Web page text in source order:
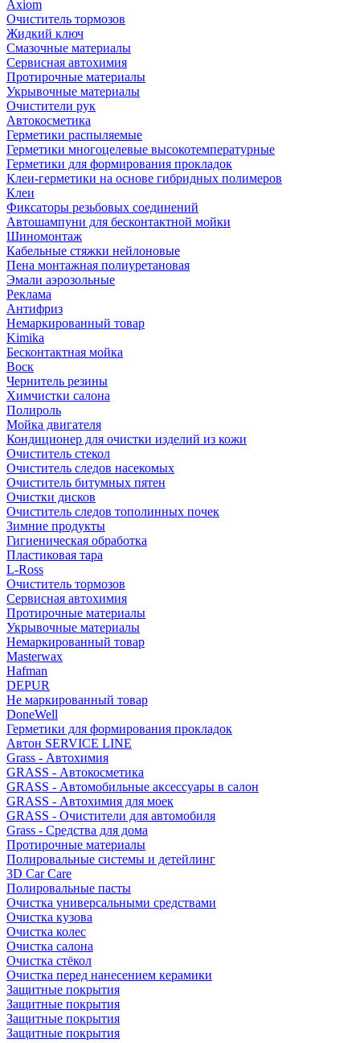
Axiom
Очиститель тормозов
Жидкий ключ
Смазочные материалы
Сервисная автохимия
Протирочные материалы
Укрывочные материалы
Очистители рук
Автокосметика
Герметики распыляемые
Герметики многоцелевые высокотемпературные
Герметики для формирования прокладок
Клеи-герметики на основе гибридных полимеров
Клеи
Фиксаторы резьбовых соединений
Автошампуни для бесконтактной мойки
Шиномонтаж
Кабельные стяжки нейлоновые
Пена монтажная полиуретановая
Эмали аэрозольные
Реклама
Антифриз
Немаркированный товар
Kimika
Бесконтактная мойка
Воск
Чернитель резины
Химчистки салона
Полироль
Мойка двигателя
Кондиционер для очистки изделий из кожи
Очиститель стекол
Очиститель следов насекомых
Очиститель битумных пятен
Очистки дисков
Очиститель следов тополинных почек
Зимние продукты
Гигиеническая обработка
Пластиковая тара
L-Ross
Очиститель тормозов
Сервисная автохимия
Протирочные материалы
Укрывочные материалы
Немаркированный товар
Masterwax
Hafman
DEPUR
Не маркированный товар
DoneWell
Герметики для формирования прокладок
Автон SERVICE LINE
Grass - Автохимия
GRASS - Автокосметика
GRASS - Автомобильные аксессуары в салон
GRASS - Автохимия для моек
GRASS - Очистители для автомобиля
Grass - Средства для дома
Протирочные материалы
Полировальные системы и детейлинг
3D Car Care
Полировальные пасты
Очистка универсальными средствами
Очистка кузова
Очистка колес
Очистка салона
Очистка стёкол
Очистка перед нанесением керамики
Защитные покрытия
Защитные покрытия
Защитные покрытия
Защитные покрытия